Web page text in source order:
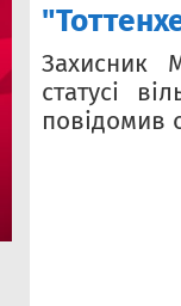
Захисник
статусі
повідомив